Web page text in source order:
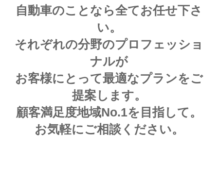
自動車のことなら全てお任せ下さ
い。
それぞれの分野のプロフェッショ
ナルが
お客様にとって最適なプランをご
提案します。
顧客満足度地域No.1を目指して。
お気軽にご相談ください。